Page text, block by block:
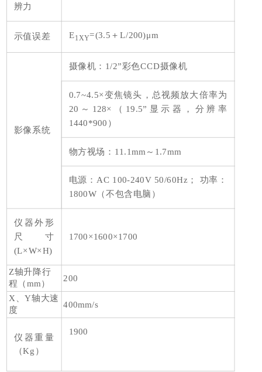
辨力
示值误差 E1XY=(3.5＋L/200)μm
影像系统
摄像机：1/2”彩色CCD摄像机
0.7~4.5×变焦镜头，总视频放大倍率为
20～128×（19.5”显示器，分辨率
1440*900）
物方视场：11.1mm～1.7mm
电源：AC 100-240V 50/60Hz； 功率：
1800W（不包含电脑）
仪器外形
尺寸
(L×W×H)
1700×1600×1700
Z轴升降行
程（mm）
200
X、Y轴大速
度
400mm/s
仪器重量
（Kg）
1900